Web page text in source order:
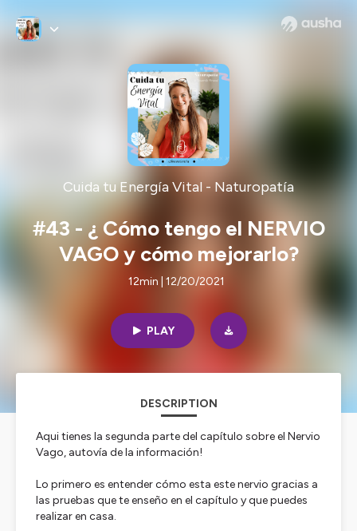
Cuida tu Energía Vital - Naturopatía
#43 - ¿ Cómo tengo el NERVIO
VAGO y cómo mejorarlo?
12min | 12/20/2021
PLAY
DESCRIPTION
Aqui tienes la segunda parte del capítulo sobre el Nervio
Vago, autovía de la información!
Lo primero es entender cómo esta este nervio gracias a
las pruebas que te enseño en el capítulo y que puedes
realizar en casa.